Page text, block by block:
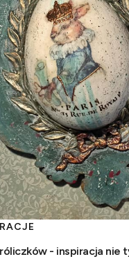
- inspiracja nie